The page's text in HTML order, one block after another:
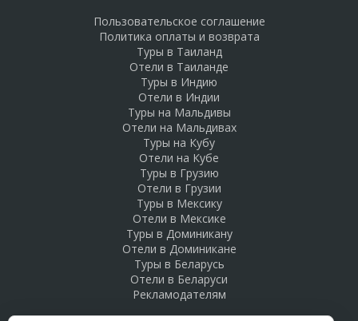
Пользовательское соглашение
Политика оплаты и возврата
Туры в Таиланд
Отели в Таиланде
Туры в Индию
Отели в Индии
Туры на Мальдивы
Отели на Мальдивах
Туры на Кубу
Отели на Кубе
Туры в Грузию
Отели в Грузии
Туры в Мексику
Отели в Мексике
Туры в Доминикану
Отели в Доминикане
Туры в Беларусь
Отели в Беларуси
Рекламодателям